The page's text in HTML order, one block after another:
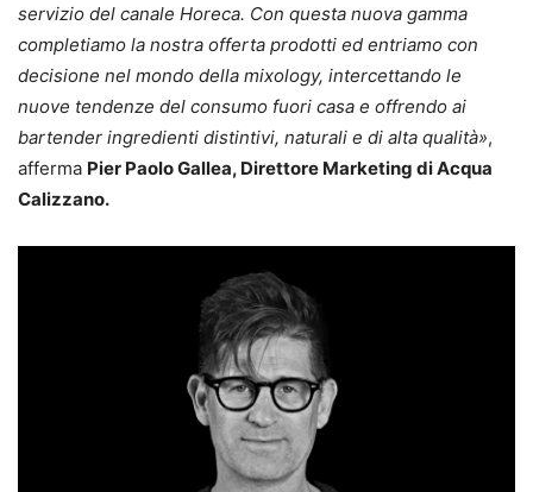
servizio del canale Horeca. Con questa nuova gamma
completiamo la nostra offerta prodotti ed entriamo con
decisione nel mondo della mixology, intercettando le
nuove tendenze del consumo fuori casa e offrendo ai
bartender ingredienti distintivi, naturali e di alta qualità»,
afferma Pier Paolo Gallea, Direttore Marketing di Acqua
Calizzano.